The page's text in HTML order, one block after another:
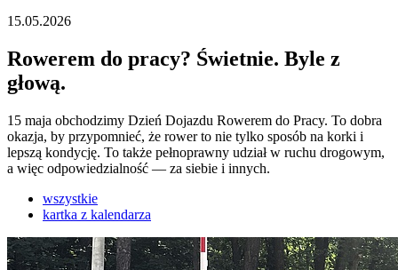
15.05.2026
Rowerem do pracy? Świetnie. Byle z
głową.
15 maja obchodzimy Dzień Dojazdu Rowerem do Pracy. To dobra
okazja, by przypomnieć, że rower to nie tylko sposób na korki i
lepszą kondycję. To także pełnoprawny udział w ruchu drogowym,
a więc odpowiedzialność — za siebie i innych.
wszystkie
kartka z kalendarza